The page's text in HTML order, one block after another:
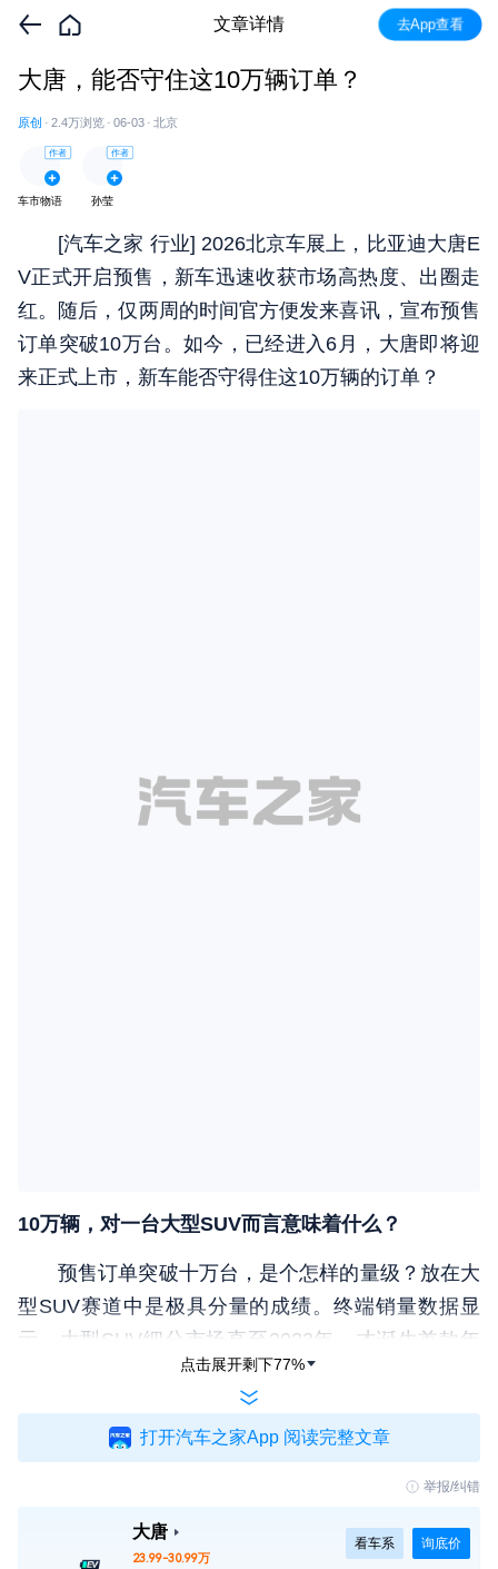
文章详情 去App查看
大唐，能否守住这10万辆订单？
原创 · 2.4万浏览 · 06-03 · 北京
作者
车市物语
作者
孙莹
[汽车之家 行业] 2026北京车展上，比亚迪大唐E
V正式开启预售，新车迅速收获市场高热度、出圈走
红。随后，仅两周的时间官方便发来喜讯，宣布预售
订单突破10万台。如今，已经进入6月，大唐即将迎
来正式上市，新车能否守得住这10万辆的订单？
10万辆，对一台大型SUV而言意味着什么？
预售订单突破十万台，是个怎样的量级？放在大
型SUV赛道中是极具分量的成绩。终端销量数据显
示，大型SUV细分市场直至2023年，才诞生首款年
销突破十万台的车型，理想L9全年售出11.4万辆，独
占该细分市场84.2%的份额，彼时细分品类车型年均
销量仅一万台出头。
2024年，问界M9接过细分销冠席位，虽然，市
场占有率下滑至59.7%，但单车全年销量攀升至15.6
万辆。步入2025年，问界旗下两款主力车型年销量
点击展开剩下77%
打开汽车之家App 阅读完整文章
举报/纠错
大唐
23.99-30.99万
看车系 询底价